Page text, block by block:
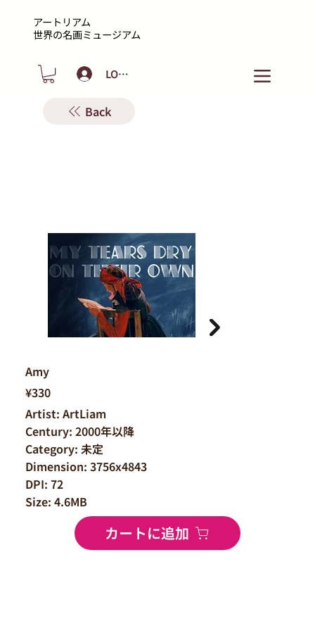
アートリアム
​世界の名画ミュージアム
LOGIN
Back
¥330
Artist: ArtLiam
Century: 2000年以降
Category: 未定
Dimension: 3756x4843
DPI: 72
Size: 4.6MB
カートに追加
Amy